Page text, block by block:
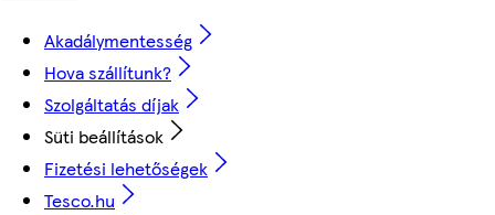
Akadálymentesség
Hova szállítunk?
Szolgáltatás díjak
Süti beállítások
Fizetési lehetőségek
Tesco.hu